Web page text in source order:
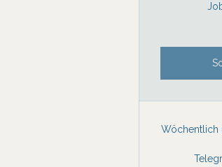
Wöchentlich